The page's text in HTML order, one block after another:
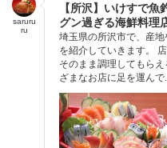
saruru
ru
【所沢】いけすで
グン過ぎる海鮮料理
埼玉県の所沢市で、産
を紹介していきます。
そのまま調理してもら
ざまなお店に足を運んで...